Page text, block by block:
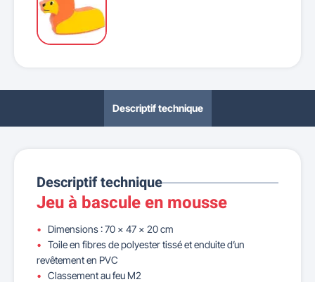
Descriptif technique
Descriptif technique
Jeu à bascule en mousse
Dimensions : 70 x 47 x 20 cm
Toile en fibres de polyester tissé et enduite d’un
revêtement en PVC
Classement au feu M2